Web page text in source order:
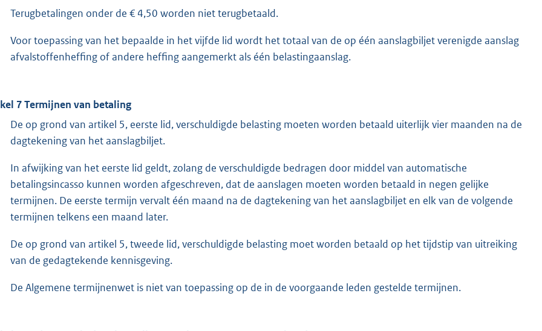
Terugbetalingen onder de € 4,50 worden niet terugbetaald.
Voor toepassing van het bepaalde in het vijfde lid wordt het totaal van de op één aanslagbiljet verenigde aanslag
afvalstoffenheffing of andere heffing aangemerkt als één belastingaanslag.
7 Termijnen van betaling
De op grond van artikel 5, eerste lid, verschuldigde belasting moeten worden betaald uiterlijk vier maanden na de
dagtekening van het aanslagbiljet.
In afwijking van het eerste lid geldt, zolang de verschuldigde bedragen door middel van automatische
betalingsincasso kunnen worden afgeschreven, dat de aanslagen moeten worden betaald in negen gelijke
termijnen. De eerste termijn vervalt één maand na de dagtekening van het aanslagbiljet en elk van de volgende
termijnen telkens een maand later.
De op grond van artikel 5, tweede lid, verschuldigde belasting moet worden betaald op het tijdstip van uitreiking
van de gedagtekende kennisgeving.
De Algemene termijnenwet is niet van toepassing op de in de voorgaande leden gestelde termijnen.